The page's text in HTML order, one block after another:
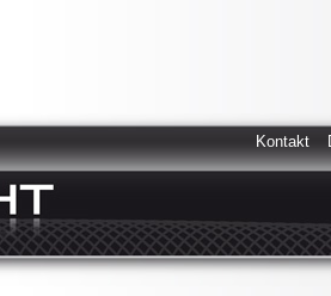
Kontakt